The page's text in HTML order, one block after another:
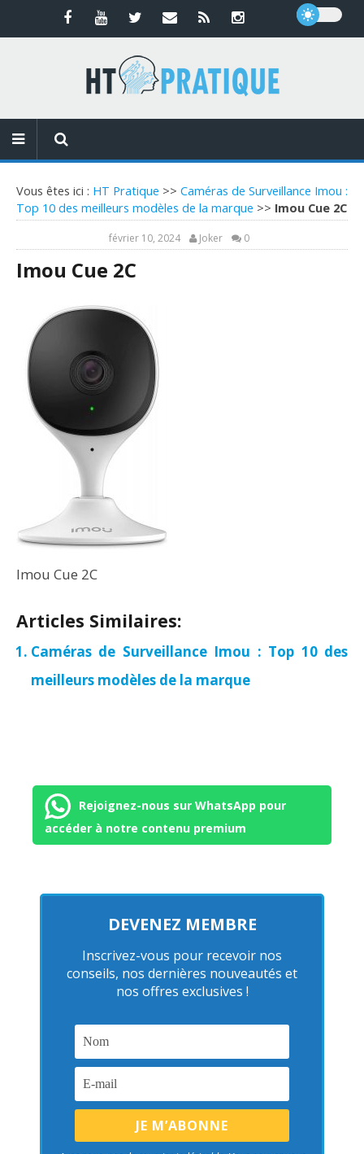
Vous êtes ici : HT Pratique >> Caméras de Surveillance Imou :
Top 10 des meilleurs modèles de la marque >> Imou Cue 2C
février 10, 2024 Joker 0
Imou Cue 2C
Imou Cue 2C
Articles Similaires:
Caméras de Surveillance Imou : Top 10 des
meilleurs modèles de la marque
Rejoignez-nous sur WhatsApp pour
accéder à notre contenu premium
DEVENEZ MEMBRE
Inscrivez-vous pour recevoir nos
conseils, nos dernières nouveautés et
nos offres exclusives !